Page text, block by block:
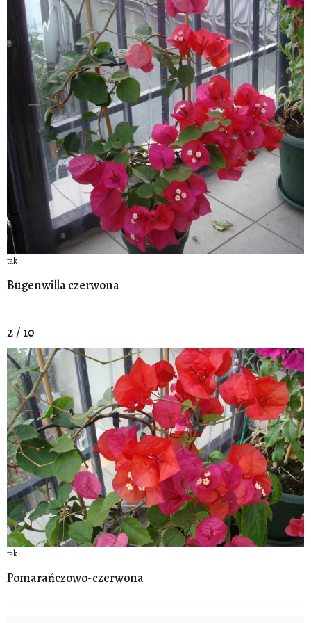
tak
Bugenwilla czerwona
2 / 10
tak
Pomarańczowo-czerwona